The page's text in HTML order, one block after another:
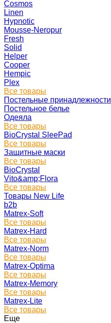
Cosmos
Linen
Hypnotic
Mousse-Neropur
Fresh
Solid
Helper
Cooper
Hempic
Plex
Все товары
Постельные принадлежности
Постельное белье
Одеяла
Все товары
BioCrystal SleePad
Все товары
Защитные маски
Все товары
BioCrystal
Vito&amp;Flora
Все товары
Товары New Life
b2b
Matrex-Soft
Все товары
Matrex-Hard
Все товары
Matrex-Norm
Все товары
Matrex-Optima
Все товары
Matrex-Memory
Все товары
Matrex-Lite
Все товары
Еще